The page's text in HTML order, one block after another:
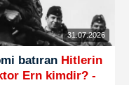
31.07.2026
batıran Hitlerin
Ern kimdir? -